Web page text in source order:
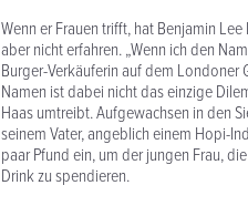
Wenn er Frauen trifft, hat Benjamin
aber nicht erfahren. „Wenn ich den
Burger-Verkäuferin auf dem Londoner
Namen ist dabei nicht das einzige
Haas umtreibt. Aufgewachsen in den
seinem Vater, angeblich einem Hopi-
paar Pfund ein, um der jungen Frau,
Drink zu spendieren.